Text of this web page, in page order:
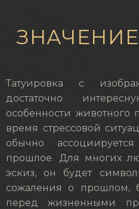
Татуировка с
достаточно
особенности животного
время стрессовой
обычно
прошлое. Для многих
эскиз, он будет
сожаления о прошлом,
перед жизненными